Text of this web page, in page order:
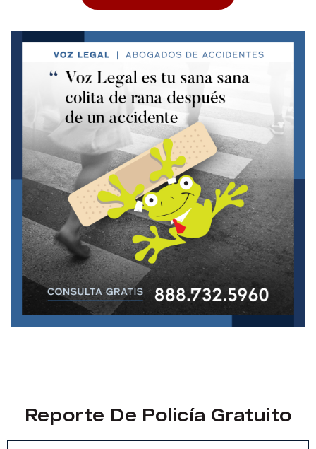
Reporte De Policía Gratuito